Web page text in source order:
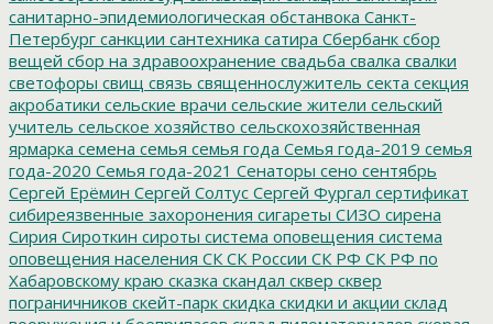
санитарно-эпидемиологическая обстанвока Санкт-
Петербург санкции сантехника сатира Сбербанк сбор
вещей сбор на здравоохранение свадьба свалка свалки
светофоры свищ связь священнослужитель секта секция
акробатики сельские врачи сельские жители сельский
учитель сельское хозяйство сельскохозяйственная
ярмарка семена семья семья года Семья года-2019 семья
года-2020 Семья года-2021 Сенаторы сено сентябрь
Сергей Ерёмин Сергей Солтус Сергей Фургал сертификат
сибиреязвенные захоронения сигареты СИЗО сирена
Сирия Сироткин сироты система оповещения система
оповещения населения СК СК России СК РФ СК РФ по
Хабаровскому краю сказка скандал сквер сквер
пограничников скейт-парк скидка скидки и акции склад